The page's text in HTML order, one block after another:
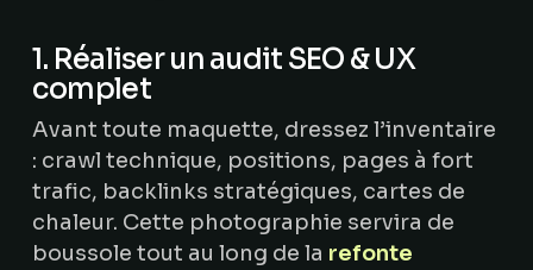
1. Réaliser un audit SEO & UX
complet
Avant toute maquette, dressez l’inventaire
: crawl technique, positions, pages à fort
trafic, backlinks stratégiques, cartes de
chaleur. Cette photographie servira de
boussole tout au long de la refonte